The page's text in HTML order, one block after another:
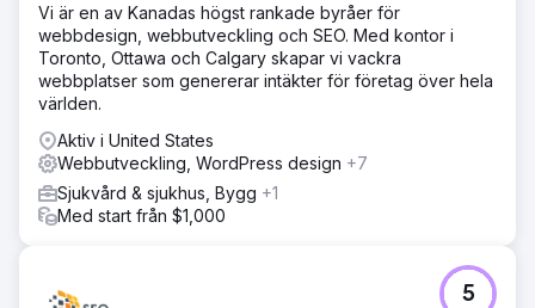
Vi är en av Kanadas högst rankade byråer för
webbdesign, webbutveckling och SEO. Med kontor i
Toronto, Ottawa och Calgary skapar vi vackra
webbplatser som genererar intäkter för företag över hela
världen.
Aktiv i United States
Webbutveckling, WordPress design +7
Sjukvård & sjukhus, Bygg +1
Med start från $1,000
5